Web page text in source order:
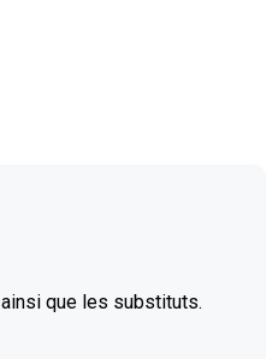
ainsi que les substituts.